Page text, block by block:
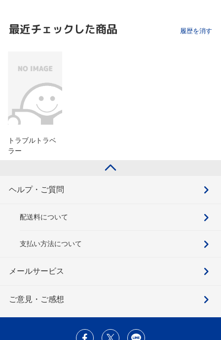
最近チェックした商品 履歴を消す
トラブルトラベ
ラー
ヘルプ・ご質問
配送料について
支払い方法について
メールサービス
ご意見・ご感想